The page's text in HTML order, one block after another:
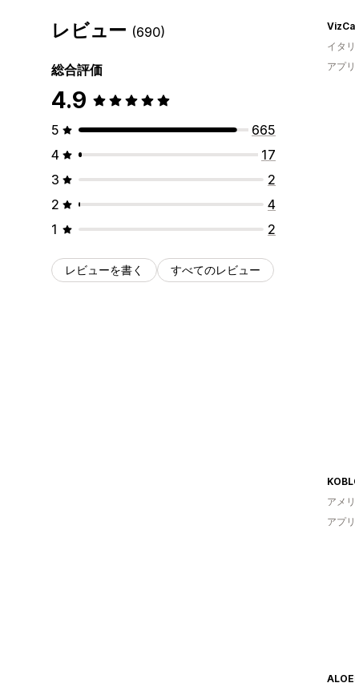
レビュー (690)
総合評価
4.9
5
665
4
17
3
2
2
4
1
2
レビューを書く すべてのレビュー
イタ
アプ
アメ
アプ